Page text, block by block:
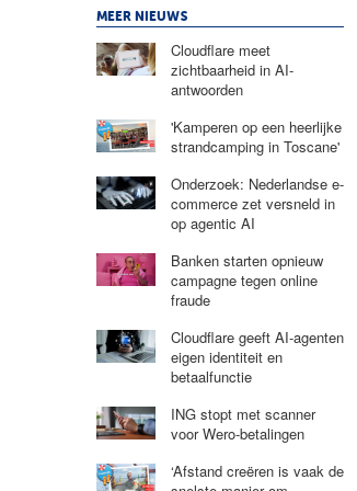
MEER NIEUWS
Cloudflare meet
zichtbaarheid in AI-
antwoorden
'Kamperen op een heerlijke
strandcamping in Toscane'
Onderzoek: Nederlandse e-
commerce zet versneld in
op agentic AI
Banken starten opnieuw
campagne tegen online
fraude
Cloudflare geeft AI-agenten
eigen identiteit en
betaalfunctie
ING stopt met scanner
voor Wero-betalingen
‘Afstand creëren is vaak de